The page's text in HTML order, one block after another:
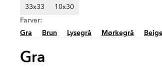
33x33 10x30
Farver:
Gra
Brun Lysegrå Mørkegrå
Gra